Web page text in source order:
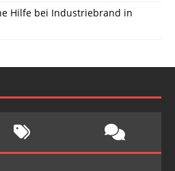
Hilfe bei Industriebrand in